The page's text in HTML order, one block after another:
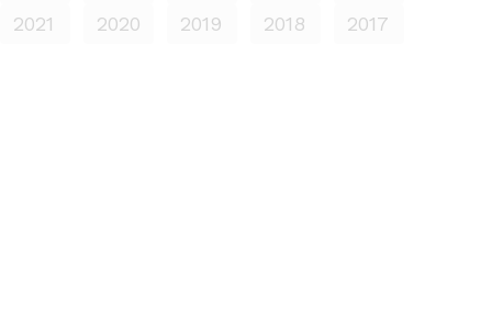
2021
2020 2019 2018 2017